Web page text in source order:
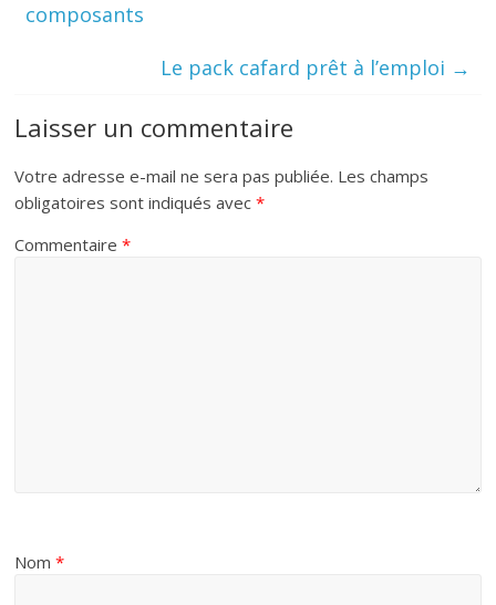
composants
Le pack cafard prêt à l’emploi →
Laisser un commentaire
Votre adresse e-mail ne sera pas publiée. Les champs
obligatoires sont indiqués avec*
Commentaire*
Nom*